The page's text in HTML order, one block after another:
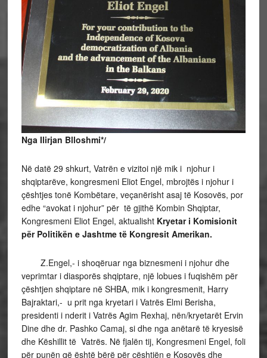
Nga Ilirjan Blloshmi*/
Në datë 29 shkurt, Vatrën e vizitoi një mik i njohur i
shqiptarëve, kongresmeni Eliot Engel, mbrojtës i njohur i
çështjes tonë Kombëtare, veçanërisht asaj të Kosovës, por
edhe “avokat i njohur” për të gjithë Kombin Shqiptar,
Kongresmeni Eliot Engel, aktualisht Kryetar i Komisionit
për Politikën e Jashtme të Kongresit Amerikan.
Z.Engel,- i shoqëruar nga biznesmeni i njohur dhe
veprimtar i diasporës shqiptare, një lobues i fuqishëm për
çështjen shqiptare në SHBA, mik i kongresmenit, Harry
Bajraktari,- u prit nga kryetari i Vatrës Elmi Berisha,
presidenti i nderit i Vatrës Agim Rexhaj, nën/kryetarët Ervin
Dine dhe dr. Pashko Camaj, si dhe nga anëtarë të kryesisë
dhe Këshillit të Vatrës. Në fjalën tij, Kongresmeni Engel, foli
për punën që është bërë për çështjën e Kosovës dhe